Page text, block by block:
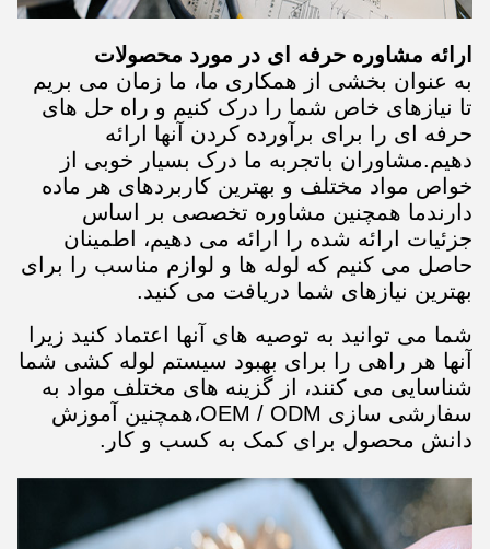
ارائه مشاوره حرفه ای در مورد محصولات
به عنوان بخشی از همکاری ما، ما زمان می بریم
تا نیازهای خاص شما را درک کنیم و راه حل های
حرفه ای را برای برآورده کردن آنها ارائه
دهیم.مشاوران باتجربه ما درک بسیار خوبی از
خواص مواد مختلف و بهترین کاربردهای هر ماده
دارندما همچنین مشاوره تخصصی بر اساس
جزئیات ارائه شده را ارائه می دهیم، اطمینان
حاصل می کنیم که لوله ها و لوازم مناسب را برای
بهترین نیازهای شما دریافت می کنید.
شما می توانید به توصیه های آنها اعتماد کنید زیرا
آنها هر راهی را برای بهبود سیستم لوله کشی شما
شناسایی می کنند، از گزینه های مختلف مواد به
سفارشی سازی OEM / ODM،همچنین آموزش
دانش محصول برای کمک به کسب و کار.